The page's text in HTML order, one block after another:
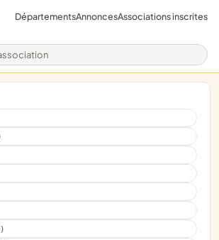
association
DépartementsAnnoncesAssociations inscrites